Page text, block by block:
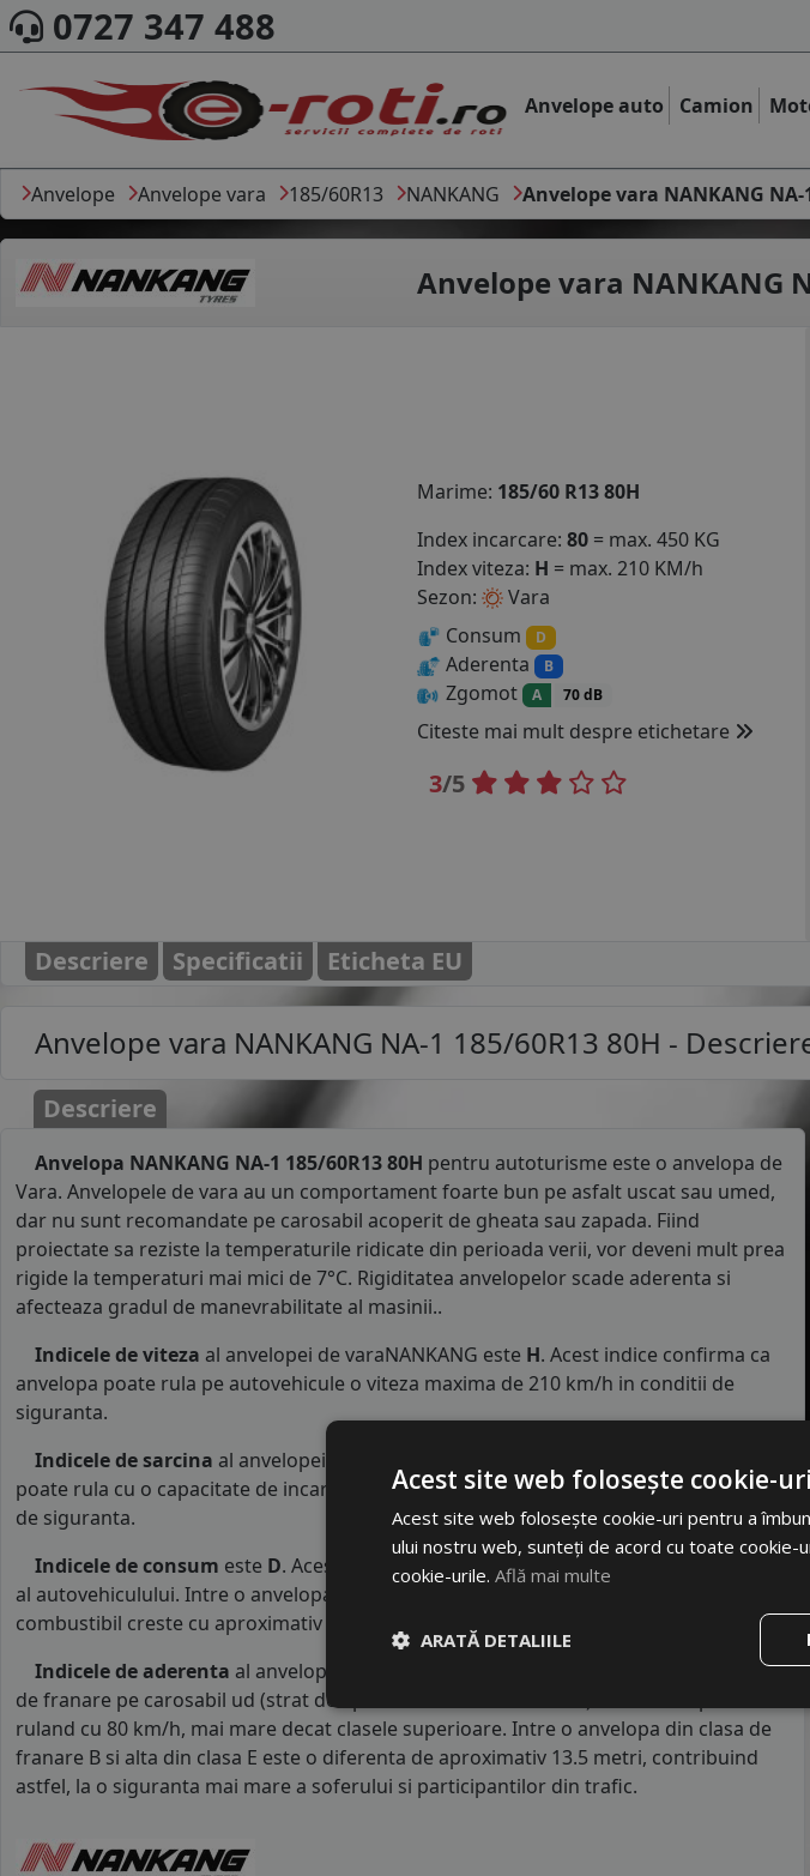
0727 347 488
Anvelope auto Camion
Anvelope Anvelope vara 185/60R13 NANKANG Anvelope vara NANKANG NA-
Anvelope vara NANKANG
Marime: 185/60 R13 80H
Index incarcare: 80 = max. 450 KG
Index viteza: H = max. 210 KM/h
Sezon:
Vara
Consum
D
Aderenta B
Zgomot A 70 dB
Citeste mai mult despre etichetare
3/5
Descriere Specificatii Eticheta EU
Anvelope vara NANKANG NA-1 185/60R13 80H -
Descriere
Anvelopa NANKANG NA-1 185/60R13 80H pentru autoturisme este o anvelopa de
Vara. Anvelopele de vara au un comportament foarte bun pe asfalt uscat sau umed,
dar nu sunt recomandate pe carosabil acoperit de gheata sau zapada. Fiind
proiectate sa reziste la temperaturile ridicate din perioada verii, vor deveni mult prea
rigide la temperaturi mai mici de 7°C. Rigiditatea anvelopelor scade aderenta si
afecteaza gradul de manevrabilitate al masinii..
Indicele de viteza al anvelopei de varaNANKANG este H. Acest indice confirma ca
anvelopa poate rula pe autovehicule o viteza maxima de 210 km/h in conditii de
siguranta.
Indicele de sarcina al anvelopei este
poate rula cu o capacitate de incarcare maxima de 450 kg pe fiecare roata in conditii
de siguranta.
Indicele de consum este D. Acest indice reprezinta clasa de consum de carburant
al autovehiculului. Intre o anvelopa cu clasa B si o alta din clasa C, consumul de
combustibil creste cu aproximativ 1 litru la fiecare 1000 km parcursi.
Indicele de aderenta al anvelopei este
. Acest tip de anvelope va avea o distanta
de franare pe carosabil ud (strat de apa intre 0.5 mm si 1.5 mm) cu 4 anvelope cu ABS
ruland cu 80 km/h, mai mare decat clasele superioare. Intre o anvelopa din clasa de
franare B si alta din clasa E este o diferenta de aproximativ 13.5 metri, contribuind
astfel, la o siguranta mai mare a soferului si participantilor din trafic.
Acest site web folosește cookie-uri
Acest site web folosește cookie-uri pentru a
ului nostru web, sunteți de acord cu toate cookie-
cookie-urile. Află mai multe
ARATĂ DETALIILE